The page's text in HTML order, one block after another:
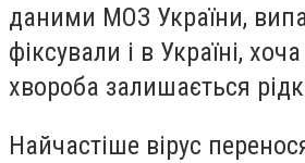
даними МОЗ України,
фіксували і в Україні,
хвороба залишається
Найчастіше вірус